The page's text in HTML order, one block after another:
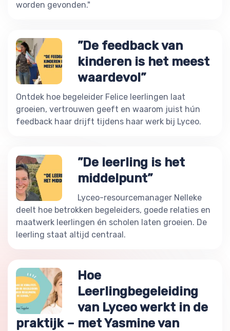
worden gevonden."
”De feedback van
kinderen is het meest
waardevol”
Ontdek hoe begeleider Felice leerlingen laat
groeien, vertrouwen geeft en waarom juist hún
feedback haar drijft tijdens haar werk bij Lyceo.
”De leerling is het
middelpunt”
Lyceo-resourcemanager Nelleke
deelt hoe betrokken begeleiders, goede relaties en
maatwerk leerlingen én scholen laten groeien. De
leerling staat altijd centraal.
Hoe
Leerlingbegeleiding
van Lyceo werkt in de
praktijk – met Yasmine van